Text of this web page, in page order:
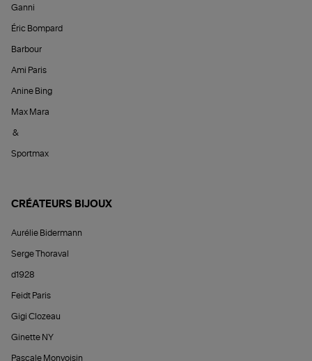
Ganni
Éric Bompard
Barbour
Ami Paris
Anine Bing
Max Mara
&
Sportmax
CRÉATEURS BIJOUX
Aurélie Bidermann
Serge Thoraval
d1928
Feidt Paris
Gigi Clozeau
Ginette NY
Pascale Monvoisin